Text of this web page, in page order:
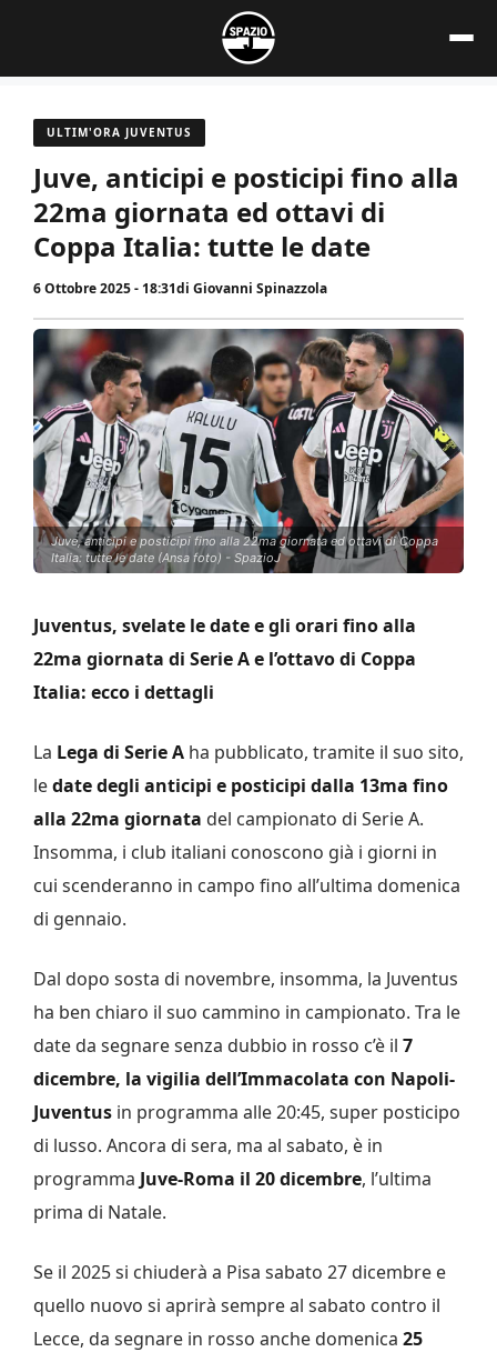
contenuto
ULTIM'ORA JUVENTUS
Juve, anticipi e posticipi fino alla
22ma giornata ed ottavi di
Coppa Italia: tutte le date
6 Ottobre 2025 - 18:31di Giovanni Spinazzola
Juve, anticipi e posticipi fino alla 22ma giornata ed ottavi di Coppa
Italia: tutte le date (Ansa foto) - SpazioJ
Juventus, svelate le date e gli orari fino alla
22ma giornata di Serie A e l’ottavo di Coppa
Italia: ecco i dettagli
La Lega di Serie A ha pubblicato, tramite il suo sito,
ledate degli anticipi e posticipi dalla 13ma fino
alla 22ma giornata del campionato di Serie A.
Insomma, i club italiani conoscono già i giorni in
cui scenderanno in campo fino all’ultima domenica
di gennaio.
Dal dopo sosta di novembre, insomma, la Juventus
ha ben chiaro il suo cammino in campionato. Tra le
date da segnare senza dubbio in rosso c’è il 7
dicembre, la vigilia dell’Immacolata con Napoli-
Juventus in programma alle 20:45, super posticipo
di lusso. Ancora di sera, ma al sabato, è in
programma Juve-Roma il 20 dicembre, l’ultima
prima di Natale.
Se il 2025 si chiuderà a Pisa sabato 27 dicembre e
quello nuovo si aprirà sempre al sabato contro il
Lecce, da segnare in rosso anche domenica 25